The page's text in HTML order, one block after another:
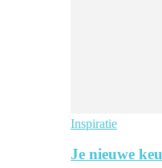
Inspiratie
Je nieuwe